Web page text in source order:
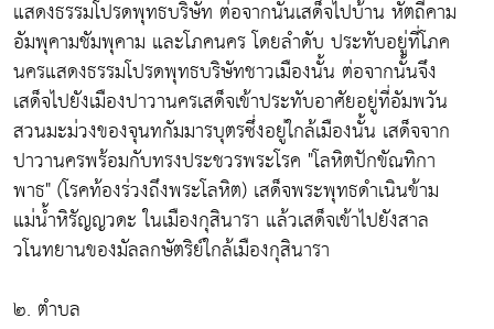
แสดงธรรมโปรดพุทธบริษัท ต่อจากนั้นเสด็จไปบ้าน หัตถีคาม
อัมพุคามชัมพุคาม และโภคนคร โดยลำดับ ประทับอยู่ที่โภค
นครแสดงธรรมโปรดพุทธบริษัทชาวเมืองนั้น ต่อจากนั้นจึง
เสด็จไปยังเมืองปาวานครเสด็จเข้าประทับอาศัยอยู่ที่อัมพวัน
สวนมะม่วงของจุนทกัมมารบุตรซึ่งอยู่ใกล้เมืองนั้น เสด็จจาก
ปาวานครพร้อมกับทรงประชวรพระโรค "โลหิตปักขัณทิกา
พาธ" (โรคท้องร่วงถึงพระโลหิต) เสด็จพระพุทธดำเนินข้าม
แม่น้ำหิรัญญวดะ ในเมืองกุสินารา แล้วเสด็จเข้าไปยังสาล
วโนทยานของมัลลกษัตริย์ใกล้เมืองกุสินารา
๒. ตำบล